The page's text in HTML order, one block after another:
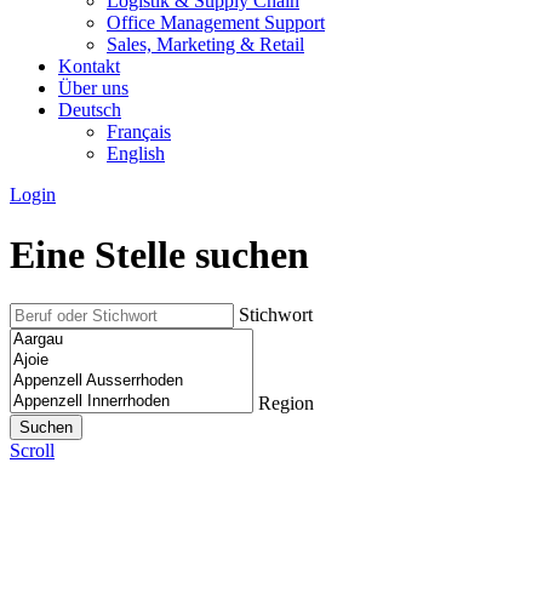
Office Management Support
Sales, Marketing & Retail
Kontakt
Über uns
Deutsch
Français
English
Login
Eine Stelle suchen
Stichwort
Region
Scroll